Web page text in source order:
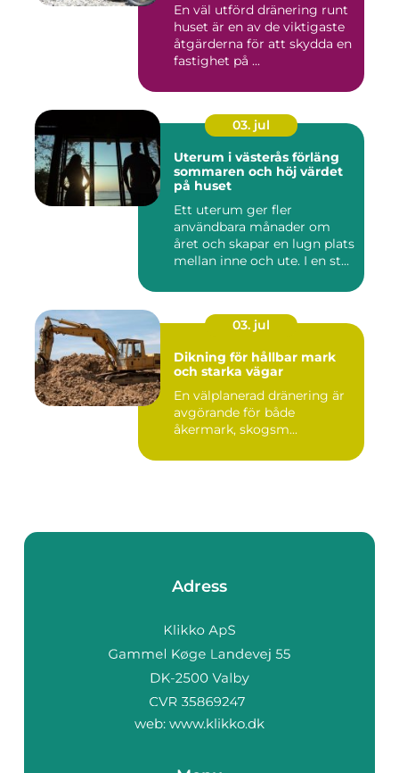
En väl utförd dränering runt
huset är en av de viktigaste
åtgärderna för att skydda en
fastighet på ...
03. jul
Uterum i västerås förläng
sommaren och höj värdet
på huset
Ett uterum ger fler
användbara månader om
året och skapar en lugn plats
mellan inne och ute. I en st...
03. jul
Dikning för hållbar mark
och starka vägar
En välplanerad dränering är
avgörande för både
åkermark, skogsm...
Adress
web: www.klikko.dk